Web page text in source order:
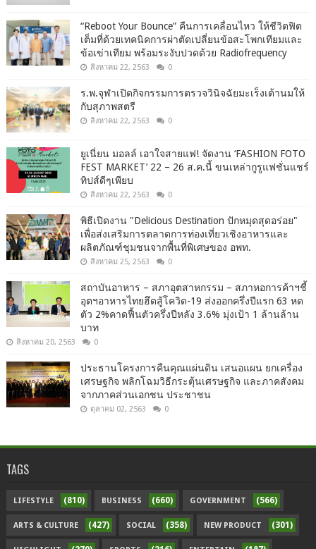
“Reboot Your Bounce” คืนการเคลื่อนไหว ให้ชีวิตฟิต
เต็มที่ด้วยเทคนิคการผ่าตัดเปลี่ยนข้อสะโพกเทียมและ
ข้อเข่าเทียม พร้อมระงับปวดด้วย Radiofrequency
สิงหาคม 22, 2563 0
ร.พ.จุฬาเปิดกิจกรรมการตรวจวินิจฉัยมะเร็งเต้านมให้
กับสุภาพสตรี
สิงหาคม 22, 2563 0
ยูเนี่ยน มอลล์ เอาใจสายแฟ! จัดงาน ‘FASHION FOTO
FEST MARKET’ 22 – 26 ส.ค.นี้ ขนเหล่ากูรูแฟชั่นแชร์
ทิปส์ดีๆเพียบ
สิงหาคม 22, 2563 0
พิธีเปิดงาน "Delicious Destination ปักหมุดสุดอร่อย"
เพื่อส่งเสริมการตลาดการท่องเที่ยวเชิงอาหารและ
ผลิตภัณฑ์ชุมชนจากพื้นที่พิเศษของ อพท.
สิงหาคม 25, 2563 0
สถาบันอาหาร – สภาอุตสาหกรรม – สภาหอการค้าฯชี้
อุตฯอาหารไทยฮึดสู้โควิด-19 ส่งออกครึ่งปีแรก 63 หด
ตัว 2%คาดฟื้นตัวครึ่งปีหลัง 3.6% มุ่งเป้า 1 ล้านล้าน
บาท
สิงหาคม 20, 2563 0
ประธานโครงการคืนคุณแผ่นดิน เสนอแผน ยกเครื่อง
เศรษฐกิจ พลิกโฉมวิธีกระตุ้นเศรษฐกิจ และภาคสังคม
จากภาคส่วนเอกชน ประชาชน
ตุลาคม 02, 2563 0
TAGS
LIFESTYLE (810) BUSINESS (660) GOVERNMENT (566)
ARTS & CULTURE (427) SOCIAL (358) NEW PRODUCT (301)